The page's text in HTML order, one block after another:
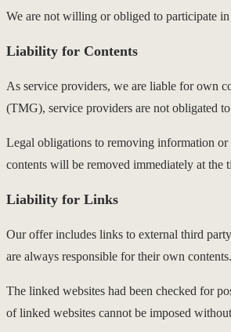
We are not willing or obliged to participate
Liability for Contents
As service providers, we are liable for own
(TMG), service providers are not obligated
Legal obligations to removing information
contents will be removed immediately at the
Liability for Links
Our offer includes links to external third
are always responsible for their own contents.
The linked websites had been checked for
of linked websites cannot be imposed